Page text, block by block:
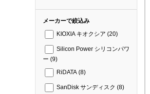
メーカーで絞込み
KIOXIA キオクシア (20)
Silicon Power シリコンパワ
ー (9)
RiDATA (8)
SanDisk サンディスク (8)